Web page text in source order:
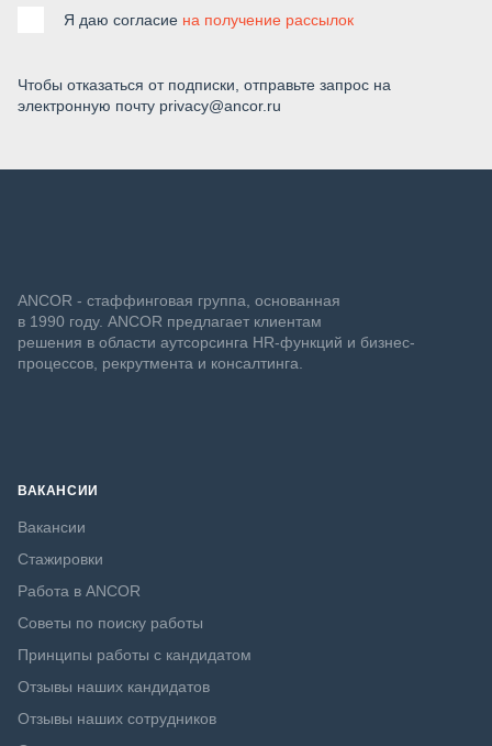
Я даю согласие на получение рассылок
Чтобы отказаться от подписки, отправьте запрос на
электронную почту privacy@ancor.ru
ANCOR - стаффинговая группа, основанная
в 1990 году. ANCOR предлагает клиентам
решения в области аутсорсинга HR-функций и бизнес-
процессов, рекрутмента и консалтинга.
ВАКАНСИИ
Вакансии
Стажировки
Работа в ANCOR
Советы по поиску работы
Принципы работы с кандидатом
Отзывы наших кандидатов
Отзывы наших сотрудников